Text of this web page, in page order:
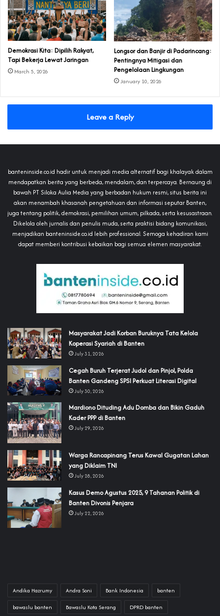
Demokrasi Kita: Dipilih Rakyat,
Tapi Bekerja Lewat Jaringan
March 5, 2026
Longsor dan Banjir di Padarincang:
Pentingnya Mitigasi dan
Pengelolaan Lingkungan
January 10, 2026
Leave a Reply
banteninside.co.id hadir untuk menjadi media alternatif bagi khalayak dalam
mendapatkan berita yang berbeda, mendalam, dan terpercaya. Bernaung di
bawah PT Siloka Aulia Media yang berbadan hukum resmi, situs berita ini
akan menambah khasanah pengetahuan dan informasi seputar Banten,
juga tentang politik, demokrasi, pemilihan umum, pilkada, serta kesusastraan.
Dikelola oleh jurnalis dan penulis muda, serta praktisi bidang komunikasi,
menjadikan banteninside.co.id lebih professional. Semoga kehadiran kami
dapat memberi kontribusi kebaikan bagi semua elemen masyarakat.
‎Masyarakat Jadi Korban Buruknya Tata Kelola
Koperasi Syariah di Banten
July 31, 2026
Cegah Buruh Terjerat Judol dan Pinjol, Polda
Banten Gandeng SPSI Perkuat Literasi Digital
July 30, 2026
‎Mardiono Dituding Adu Domba dan Bikin Gaduh
Kader PPP di Banten
July 29, 2026
‎Warga Rancapinang Terus Kawal Gugatan Lahan
yang Diklaim TNI‎‎
July 28, 2026
‎Kasus Demo Agustus 2025, 9 Tahanan Politik di
Banten Divonis Penjara
July 22, 2026
Andika Hazrumy Andra Soni Bank Indonesia banten
bawaslu banten Bawaslu Kota Serang DPRD banten